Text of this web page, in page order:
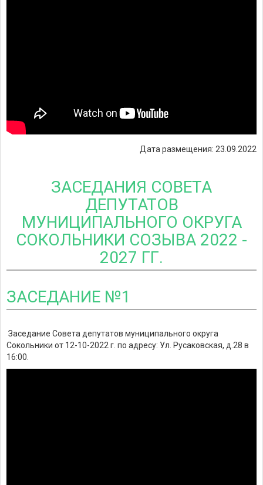
Дата размещения: 23.09.2022
ЗАСЕДАНИЯ СОВЕТА
ДЕПУТАТОВ
МУНИЦИПАЛЬНОГО ОКРУГА
СОКОЛЬНИКИ СОЗЫВА 2022 -
2027 ГГ.
ЗАСЕДАНИЕ №1
Заседание Совета депутатов муниципального округа
Сокольники от 12-10-2022 г. по адресу: Ул. Русаковская, д.28 в
16:00.